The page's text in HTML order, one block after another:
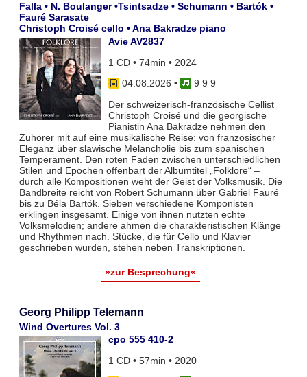
Falla • N. Boulanger •Tsintsadze • Schumann • Bartók •
Fauré Sarasate
Christoph Croisé cello • Ana Bakradze piano
Avie AV2837
1 CD • 74min • 2024
04.08.2026 •
9 9 9
Der schweizerisch-französische Cellist
Christoph Croisé und die georgische
Pianistin Ana Bakradze nehmen den
Zuhörer mit auf eine musikalische Reise: von französischer
Eleganz über slawische Melancholie bis zum spanischen
Temperament. Den roten Faden zwischen unterschiedlichen
Stilen und Epochen offenbart der Albumtitel „Folklore“ –
durch alle Kompositionen weht der Geist der Volksmusik. Die
Bandbreite reicht von Robert Schumann über Gabriel Fauré
bis zu Béla Bartók. Sieben verschiedene Komponisten
erklingen insgesamt. Einige von ihnen nutzten echte
Volksmelodien; andere ahmen die charakteristischen Klänge
und Rhythmen nach. Stücke, die für Cello und Klavier
geschrieben wurden, stehen neben Transkriptionen.
»zur Besprechung«
Georg Philipp Telemann
Wind Overtures Vol. 3
cpo 555 410-2
1 CD • 57min • 2020